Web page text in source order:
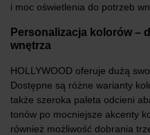
i moc oświetlenia do potrzeb
Personalizacja kolorów –
wnętrza
HOLLYWOOD oferuje dużą
Dostępne są różne warianty
także szeroka paleta odcieni
tonów po mocniejsze akcenty
również możliwość dobrania